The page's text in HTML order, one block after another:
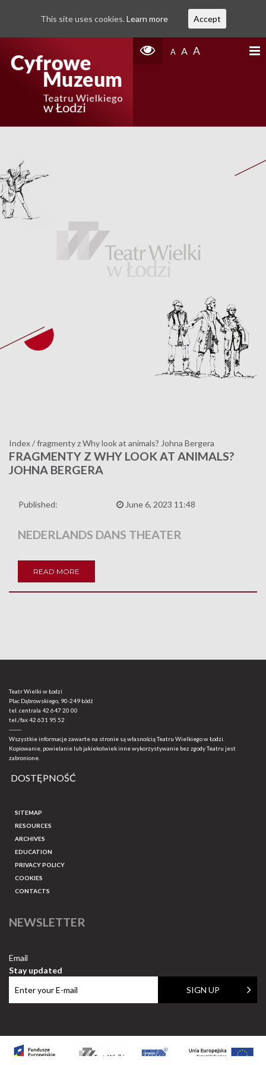
A A A
Index/fragmenty z Why look at animals? Johna Bergera
FRAGMENTY Z WHY LOOK AT ANIMALS?
JOHNA BERGERA
Published: June 6, 2023 11:48
NEDERLANDS DANS THEATER
READ MORE
Teatr Wielki w Łodzi
Plac Dąbrowskiego, 90-249 Łódź
tel. centrala 42 647 20 00
tel./fax42 631 95 52
-------
Wszystkie informacje zawarte na stronie są własnością Teatru Wielkiego w Łodzi.
Kopiowanie, powielanie lub jakiekolwiek inne wykorzystywanie bez zgody Teatru jest
zabronione.
DOSTĘPNOŚĆ
SITEMAP
RESOURCES
ARCHIVES
EDUCATION
PRIVACY POLICY
COOKIES
CONTACTS
NEWSLETTER
Email
Stay updated
This site uses cookies. Learn more Accept